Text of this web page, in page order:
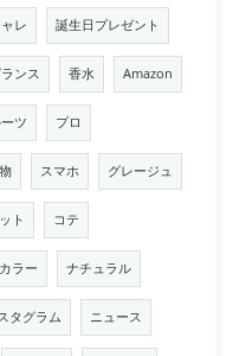
レ 誕生日プレゼント
ンス 香水 Amazon
ツ プロ
スマホ グレージュ
ト コテ
ラー ナチュラル
タグラム ニュース